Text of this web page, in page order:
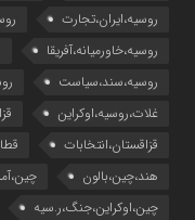
روسیه،ایران،تجارت
روسیه،خاورمیانه،آفریقا
روسیه،سند،سیاست
غلات،روسیه،اوکراین
قزاقستان،انتخابات
هند،چین،بالون
چین،اوکراین،جنگ،ر.سیه